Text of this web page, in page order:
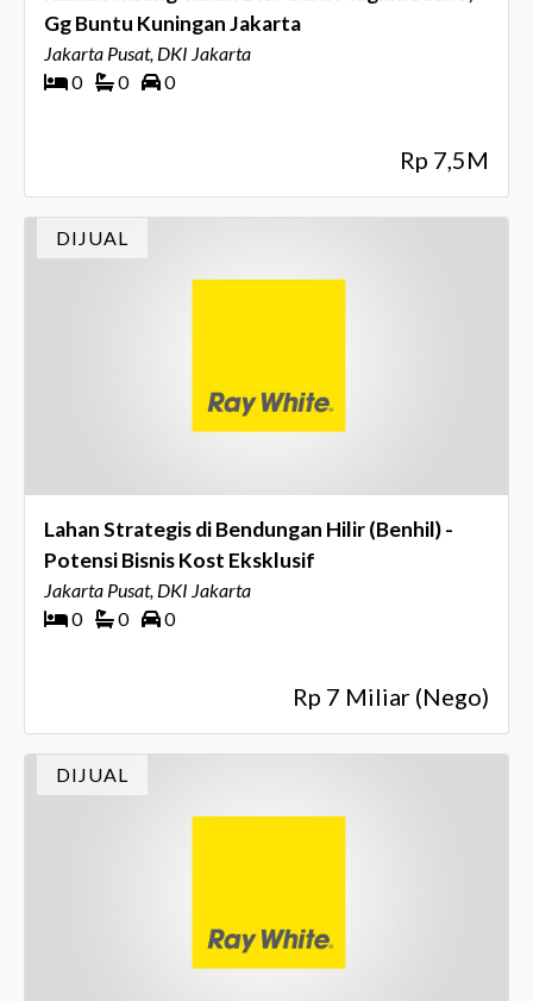
Gg Buntu Kuningan Jakarta
Jakarta Pusat, DKI Jakarta
0
0 0
Rp 7,5M
DIJUAL
Lahan Strategis di Bendungan Hilir (Benhil) -
Potensi Bisnis Kost Eksklusif
Jakarta Pusat, DKI Jakarta
0
0 0
Rp 7 Miliar (Nego)
DIJUAL